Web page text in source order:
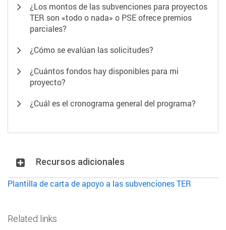
¿Los montos de las subvenciones para proyectos
TER son «todo o nada» o PSE ofrece premios
parciales?
¿Cómo se evalúan las solicitudes?
¿Cuántos fondos hay disponibles para mi
proyecto?
¿Cuál es el cronograma general del programa?
Recursos adicionales
Plantilla de carta de apoyo a las subvenciones TER
Related links